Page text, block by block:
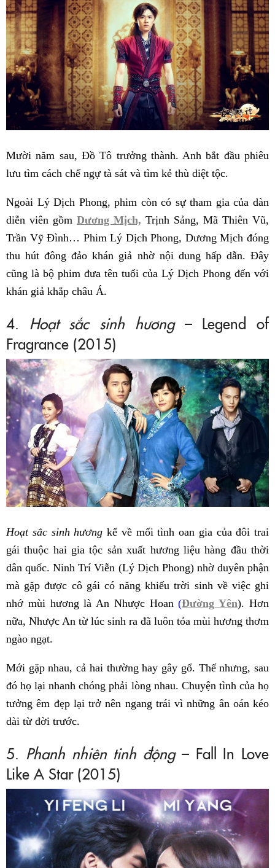
Mười năm sau, Đồ Tô trưởng thành. Anh bắt đầu phiêu
lưu tìm cách chế ngự tà sát và tìm kẻ thù diệt tộc.
Ngoài Lý Dịch Phong, phim còn có sự tham gia của dàn
diễn viên gồm Dương Mịch, Trịnh Sảng, Mã Thiên Vũ,
Trần Vỹ Đình… Phim Lý Dịch Phong, Dương Mịch đóng
thu hút đông đảo khán giả nhờ nội dung hấp dẫn. Đây
cũng là bộ phim đưa tên tuổi của Lý Dịch Phong đến với
khán giả khắp châu Á.
4. Hoạt sắc sinh hương– Legend of
Fragrance (2015)
Hoạt sắc sinh hương kể về mối tình oan gia của đôi trai
gái thuộc hai gia tộc sản xuất hương liệu hàng đầu thời
dân quốc. Ninh Trí Viễn (Lý Dịch Phong) nhờ duyên phận
mà gặp được cô gái có năng khiếu trời sinh về việc ghi
nhớ mùi hương là An Nhược Hoan(Đường Yên). Hơn
nữa, Nhược An từ lúc sinh ra đã luôn tỏa mùi hương thơm
ngào ngạt.
Mới gặp nhau, cả hai thường hay gây gổ. Thế nhưng, sau
đó họ lại nhanh chóng phải lòng nhau. Chuyện tình của họ
tưởng êm đẹp lại trở nên ngang trái vì những ân oán kéo
dài từ đời trước.
5. Phanh nhiên tinh động– Fall In Love
Like A Star (2015)